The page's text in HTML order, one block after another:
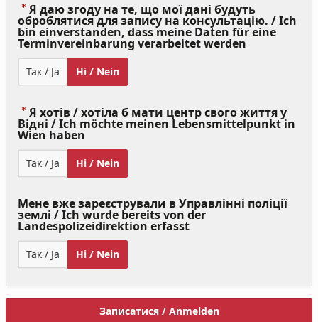
Я даю згоду на те, що мої дані будуть
оброблятися для запису на консультацію. / Ich
bin einverstanden, dass meine Daten für eine
Terminvereinbarung verarbeitet werden
Так / Ja Ні / Nein
Я хотів / хотіла б мати центр свого життя у
Відні / Ich möchte meinen Lebensmittelpunkt in
Wien haben
Required)
Так / Ja Ні / Nein
Мене вже зареєстрували в Управлінні поліції
землі / Ich wurde bereits von der
Landespolizeidirektion erfasst
Так / Ja Ні / Nein
Записатися / Anmelden